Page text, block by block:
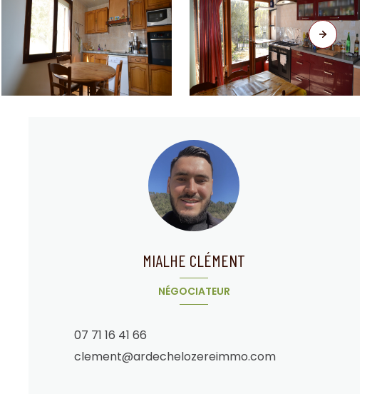
NÉGOCIATEUR
MIALHE CLÉMENT
07 71 16 41 66
clement@ardechelozereimmo.com